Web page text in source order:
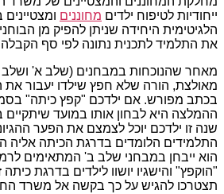
ייחודיות לטיפוח ילדים מחוננים
הלגיטימית היחידה שניתן להפיק מן
את התלמיד לתכנית נתונה לפי סף
מאחר שהנוכחות במבחנים (שלב א' ושלב
מאולצת, הורה שלא חפץ שילדו יעבור את
בכתב מפורש. אם ילדכם "קפץ כיתה"
ההמלצה היא לבחון אותו במועד
שנה זו ילדכם יוכל לצמצם את הפער
התלמידים הלומדים בדרגת הכיתה אליה
הוא ייבחן במבחני שלב ב' המתאימים
"הוקפץ" והישגיו יושוו לילדים בדרגת כיתה
תצטרכו להגיש על כך בקשה אל משרד החינוך